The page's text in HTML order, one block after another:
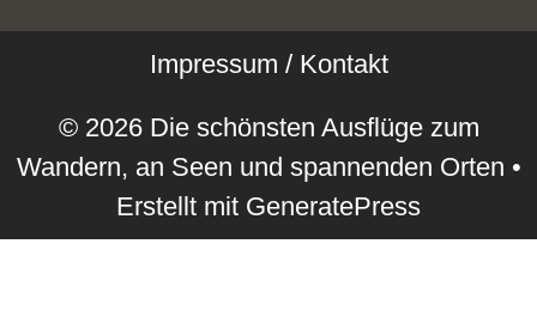
Impressum / Kontakt
© 2026 Die schönsten Ausflüge zum
Wandern, an Seen und spannenden Orten •
Erstellt mit GeneratePress